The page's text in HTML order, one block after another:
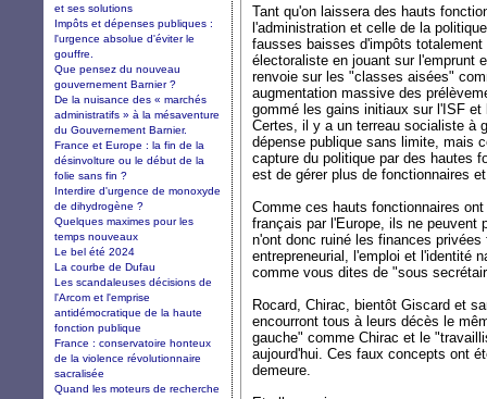
Tant qu'on laissera des hauts
l'administration et celle de la
fausses baisses d'impôts
électoraliste en jouant sur l'emprunt
renvoie sur les "classes aisées"
augmentation massive des
gommé les gains initiaux sur l'ISF
Certes, il y a un terreau socialiste à
dépense publique sans limite, mais
capture du politique par des hautes
est de gérer plus de fonctionnaires
Comme ces hauts fonctionnaires
français par l'Europe, ils ne peuvent
n'ont donc ruiné les finances
entrepreneurial, l'emploi et l'identité
comme vous dites de "sous
Rocard, Chirac, bientôt Giscard et
encourront tous à leurs décès le
gauche" comme Chirac et le
aujourd'hui. Ces faux concepts ont
demeure.
et ses solutions
Impôts et dépenses publiques :
l'urgence absolue d'éviter le
gouffre.
Que pensez du nouveau
gouvernement Barnier ?
De la nuisance des « marchés
administratifs » à la mésaventure
du Gouvernement Barnier.
France et Europe : la fin de la
désinvolture ou le début de la
folie sans fin ?
Interdire d'urgence de monoxyde
de dihydrogène ?
Quelques maximes pour les
temps nouveaux
Le bel été 2024
La courbe de Dufau
Les scandaleuses décisions de
l'Arcom et l'emprise
antidémocratique de la haute
fonction publique
France : conservatoire honteux
de la violence révolutionnaire
sacralisée
Quand les moteurs de recherche